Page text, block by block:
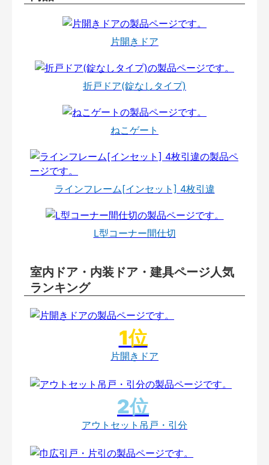
片開きドア
折戸ドア(錠なしタイプ)
ねこゲート
ラインフレーム[インセット] 4枚引違
L型コーナー間仕切
室内ドア・内装ドア・建具ページ人気
ランキング
片開きドア
アウトセット吊戸・引分